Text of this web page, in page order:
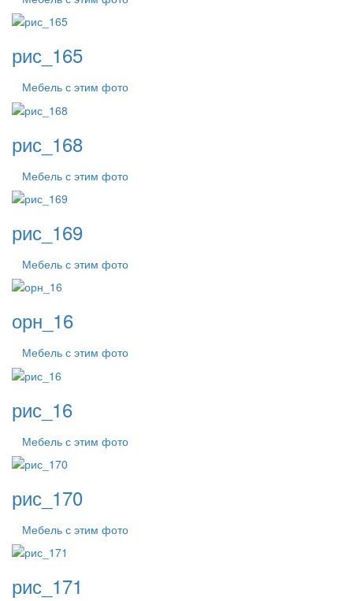
рис_165
Мебель с этим фото
рис_168
Мебель с этим фото
рис_169
Мебель с этим фото
орн_16
Мебель с этим фото
рис_16
Мебель с этим фото
рис_170
Мебель с этим фото
рис_171